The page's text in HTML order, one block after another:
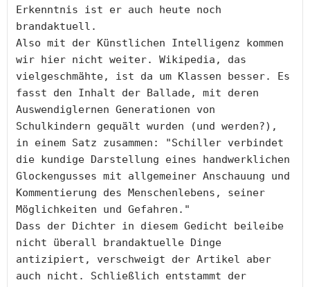
Erkenntnis ist er auch heute noch
brandaktuell.
Also mit der Künstlichen Intelligenz kommen
wir hier nicht weiter. Wikipedia, das
vielgeschmähte, ist da um Klassen besser. Es
fasst den Inhalt der Ballade, mit deren
Auswendiglernen Generationen von
Schulkindern gequält wurden (und werden?),
in einem Satz zusammen: "Schiller verbindet
die kundige Darstellung eines handwerklichen
Glockengusses mit allgemeiner Anschauung und
Kommentierung des Menschenlebens, seiner
Möglichkeiten und Gefahren."
Dass der Dichter in diesem Gedicht beileibe
nicht überall brandaktuelle Dinge
antizipiert, verschweigt der Artikel aber
auch nicht. Schließlich entstammt der